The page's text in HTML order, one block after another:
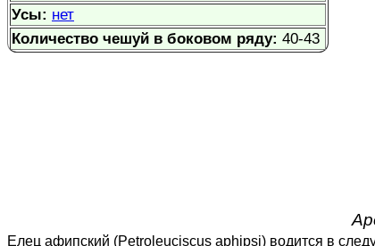
Усы: нет
Количество чешуй в боковом ряду: 40-43
Елец афипский (Petroleuciscus aphipsi) водится в